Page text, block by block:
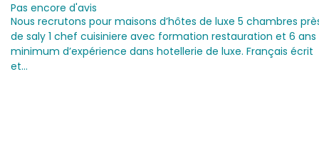
Pas encore d'avis
Nous recrutons pour maisons d’hôtes de luxe 5 chambres
de saly 1 chef cuisiniere avec formation restauration et 6 ans
minimum d’expérience dans hotellerie de luxe. Français écrit
et…